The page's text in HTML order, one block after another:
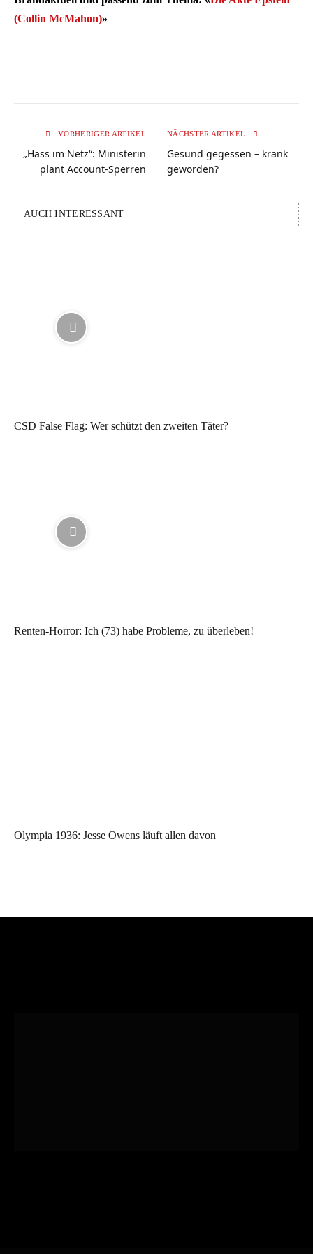
(Collin McMahon)»
VORHERIGER ARTIKEL
„Hass im Netz“: Ministerin
plant Account-Sperren
NÄCHSTER ARTIKEL
Gesund gegessen – krank
geworden?
AUCH INTERESSANT
CSD False Flag: Wer schützt den zweiten Täter?
Renten-Horror: Ich (73) habe Probleme, zu überleben!
Olympia 1936: Jesse Owens läuft allen davon